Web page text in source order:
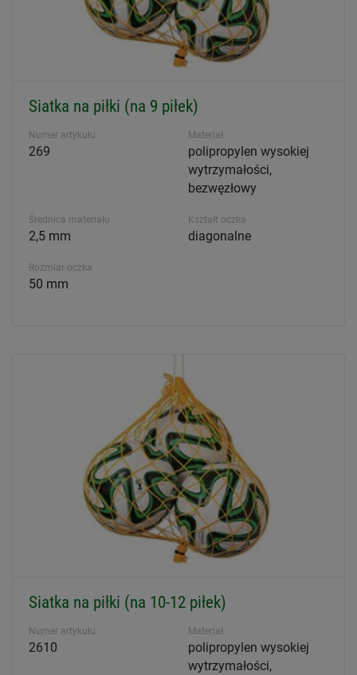
Siatka na piłki (na 9 piłek)
Numer artykułu
269
Materiał
polipropylen wysokiej
wytrzymałości,
bezwęzłowy
Średnica materiału
2,5 mm
Kształt oczka
diagonalne
Rozmiar oczka
50 mm
Siatka na piłki (na 10-12 piłek)
Numer artykułu
2610
Materiał
polipropylen wysokiej
wytrzymałości,